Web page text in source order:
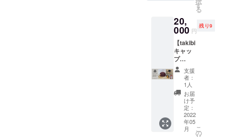
えま
す。振
り替え
られな
かった
場合は
個別に
ご相談
させて
くださ
いま
せ。）
たしま
す。 ※
雨天決
行・荒
天中止
（CFの
ご支援
者様に
関して
は、荒
天中止
の際は
同じ月
で振り
す！
【素
テンレ
ス
【SIZE
】幅
17cm×
12cm
高さ
4.5cm
【容
量】
（満水
時）約
ラッ
ひお早
めにお
願いい
たしま
す！ 幅
5cm×長
さ
165cm
（最
長）
ゴをあ
しらっ
ていた
だきき
ます。
南出も
持って
るギ
ターや
ベース
に1本ず
つ揃え
たい
な、と
思える
と思い
至った
次第で
す。 そ
してこ
ちらの
コラボ
スト
ラップ
のご相
談をさ
せてい
ただい
たとこ
ろ、快
え、 ア
ウトド
アギア
ばかり
ではな
く、音
楽関係
で何か
ないか
な、、
、と考
えてい
たとこ
ろ、
、カッ
コい
い、、
、」と
内心
思って
いたん
です。
今回、
音楽と
アウト
ドアの
架け橋
となる
ような
カッ
ティン
ドを こ
の度、
クラウ
ドファ
ンディ
ングの
返礼品
として
我々
「BEAT
CAMP /
ハッテ
する ア
ウトド
アガ
レージ
ブラン
ド「x
azuroy
x（アズ
イ）」
さん。
「自分
が愛す
る物を
着た
たま
「x
azuroy
x」。
ホーム
ページ
→https:
//shop.a
zuroy.c
om/
キャン
プや音
楽フェ
スに
ぴった
りなア
す
る
20,
000 円
残り9
【takibi
キャッ
プ
（バー
ガン
ディ×
ベー
ジュ）
＋モー
テル
キー＋
ステッ
支援
者：
1人
お届
け予
定：
2022
年05
月
こ
の